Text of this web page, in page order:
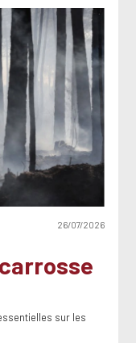
26/07/2026
sur les